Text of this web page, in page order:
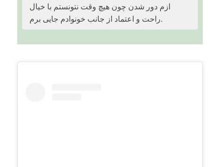
ازم دور شدن چون هیچ وقت نتونستم با خیال
راحت و اعتماد از جانب خونوادم جایی برم.